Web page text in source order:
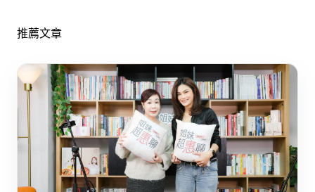
推薦文章